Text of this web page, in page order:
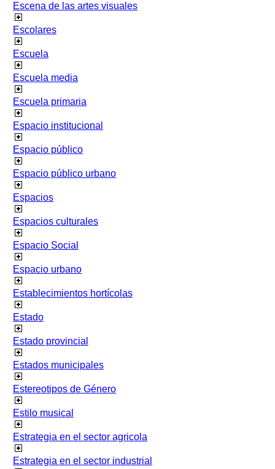
Escena de las artes visuales
Escolares
Escuela
Escuela media
Escuela primaria
Espacio institucional
Espacio público
Espacio público urbano
Espacios
Espacios culturales
Espacio Social
Espacio urbano
Establecimientos hortícolas
Estado
Estado provincial
Estados municipales
Estereotipos de Género
Estilo musical
Estrategia en el sector agricola
Estrategia en el sector industrial